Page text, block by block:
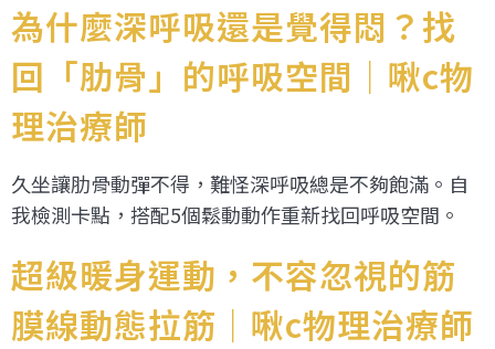
為什麼深呼吸還是覺得悶？找
回「肋骨」的呼吸空間｜啾c物
理治療師
久坐讓肋骨動彈不得，難怪深呼吸總是不夠飽滿。自
我檢測卡點，搭配5個鬆動動作重新找回呼吸空間。
超級暖身運動，不容忽視的筋
膜線動態拉筋｜啾c物理治療師